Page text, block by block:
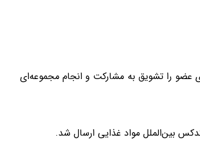
و ارتقاء آگاهی عمومی، کلیه کشورهای عضو را تشویق به مشارکت و انجام مجموعه‌ای
بین‌الملل مواد غذایی ارسال شد.